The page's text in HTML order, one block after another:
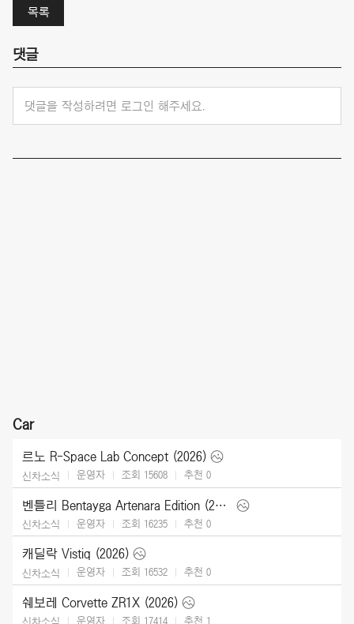
목록
댓글
댓글을 작성하려면 로그인 해주세요.
Car
르노 R-Space Lab Concept (2026)
신차소식 운영자 조회 15608 추천 0
벤틀리 Bentayga Artenara Edition (2027)
신차소식 운영자 조회 16235 추천 0
캐딜락 Vistiq (2026)
신차소식 운영자 조회 16532 추천 0
쉐보레 Corvette ZR1X (2026)
운영자 조회 17414 추천 1